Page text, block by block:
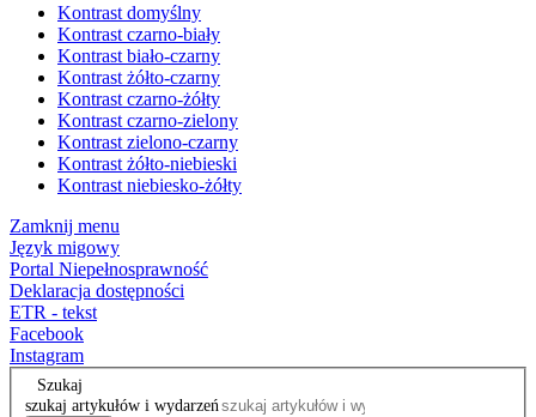
Kontrast domyślny
Kontrast czarno-biały
Kontrast biało-czarny
Kontrast żółto-czarny
Kontrast czarno-żółty
Kontrast czarno-zielony
Kontrast zielono-czarny
Kontrast żółto-niebieski
Kontrast niebiesko-żółty
Zamknij menu
Język migowy
Portal Niepełnosprawność
Deklaracja dostępności
ETR - tekst
Facebook
Instagram
Szukaj
szukaj artykułów i wydarzeń